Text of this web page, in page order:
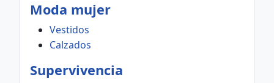
Moda mujer
Vestidos
Calzados
Supervivencia